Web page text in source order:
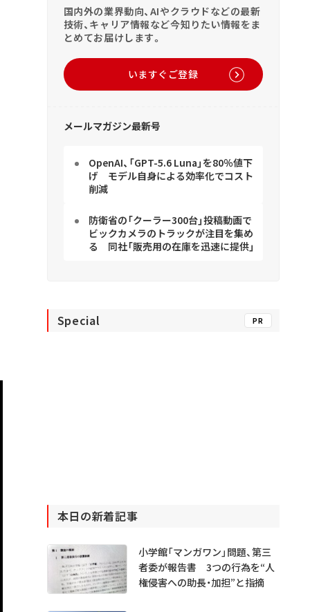
国内外の業界動向、AIやクラウドなどの最新
技術、キャリア情報など今知りたい情報をま
とめてお届けします。
いますぐご登録
メールマガジン最新号
OpenAI、「GPT-5.6 Luna」を80％値下
げ モデル自身による効率化でコスト
削減
防衛省の「クーラー300台」投稿動画で
ビックカメラのトラックが注目を集め
る 同社「販売用の在庫を迅速に提供」
Special PR
本日の新着記事
小学館「マンガワン」問題、第三
者委が報告書 3つの行為を“人
権侵害への助長・加担”と指摘